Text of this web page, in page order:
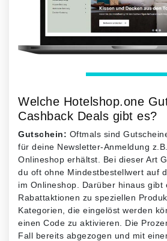
Welche Hotelshop.one
Cashback Deals gibt es?
Gutschein: Oftmals sind
für deine Newsletter-Anmeldung
Onlineshop erhältst. Bei dieser Art
du oft ohne Mindestbestellwert auf
im Onlineshop. Darüber hinaus gibt
Rabattaktionen zu speziellen
Kategorien, die eingelöst werden
einen Code zu aktivieren. Die
Fall bereits abgezogen und mit